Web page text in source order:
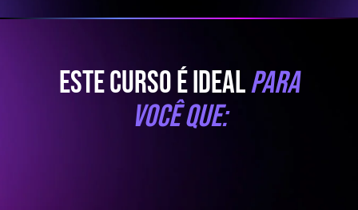
Este curso é idealpara
você que: